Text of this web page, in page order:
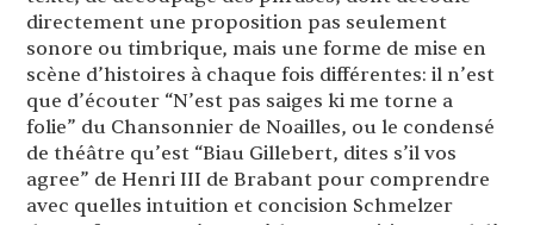
directement une proposition pas seulement
sonore ou timbrique, mais une forme de mise en
scène d’histoires à chaque fois différentes: il n’est
que d’écouter “N’est pas saiges ki me torne a
folie” du Chansonnier de Noailles, ou le condensé
de théâtre qu’est “Biau Gillebert, dites s’il vos
agree” de Henri III de Brabant pour comprendre
avec quelles intuition et concision Schmelzer